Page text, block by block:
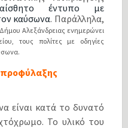
έντυπο με
καύσωνα. Παράλληλα,
Αλεξάνδρειας ενημερώνει
τους πολίτες με οδηγίες
προφύλαξης
είναι κατά το δυνατό
Το υλικό του